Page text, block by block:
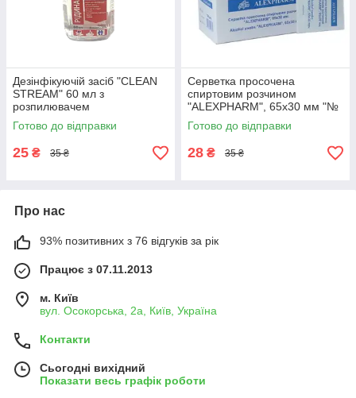
Дезінфікуючій засіб "CLEAN
STREAM" 60 мл з
розпилювачем
Готово до відправки
25 ₴ 35 ₴
Серветка просочена
спиртовим розчином
"ALEXPHARM", 65х30 мм "№
100
Готово до відправки
28 ₴ 35 ₴
Про нас
93% позитивних з 76 відгуків за рік
Працює з 07.11.2013
м. Київ
вул. Осокорська, 2а, Київ, Україна
Контакти
Сьогодні вихідний
Показати весь графік роботи